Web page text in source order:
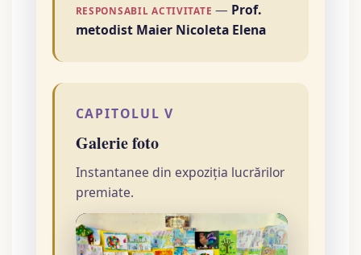
RESPONSABIL ACTIVITATE — Prof.
metodist Maier Nicoleta Elena
CAPITOLUL V
Galerie foto
Instantanee din expoziția lucrărilor
premiate.